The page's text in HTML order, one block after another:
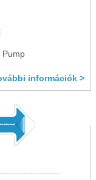
Pump
információk >